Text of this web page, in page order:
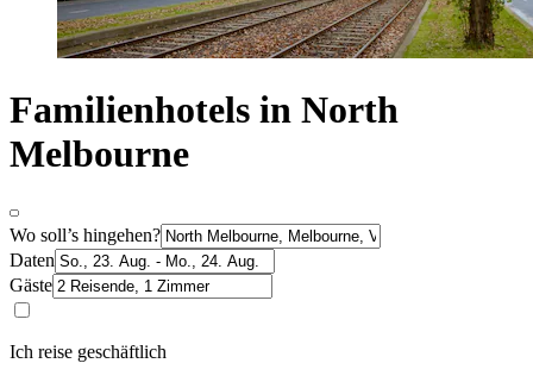
Familienhotels in North
Melbourne
Wo soll’s hingehen?
Daten
Gäste
Ich reise geschäftlich